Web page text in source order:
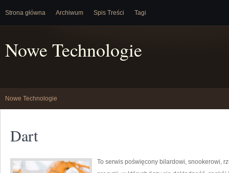
Strona główna Archiwum Spis Treści Tagi
Nowe Technologie
Nowe Technologie
Dart
To serwis poświęcony bilardowi, snookerowi,